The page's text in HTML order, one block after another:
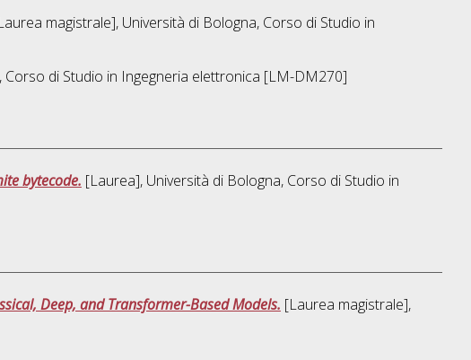
magistrale], Università di Bologna, Corso di Studio in
di Studio in Ingegneria elettronica [LM-DM270]
bytecode. [Laurea], Università di Bologna, Corso di Studio in
Deep, and Transformer-Based Models. [Laurea magistrale],